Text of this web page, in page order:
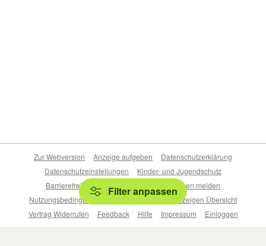
Filter anpassen
Zur Webversion Anzeige aufgeben
Datenschutzerklärung
Datenschutzeinstellungen
Kinder- und Jugendschutz
Barrierefreiheitserklärung
Sicherheitslücken melden
Nutzungsbedingungen
Beliebte Suchen
Anzeigen Übersicht
Vertrag Widerrufen
Feedback Hilfe Impressum Einloggen